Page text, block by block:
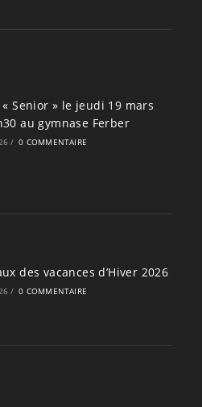
Senior » le jeudi 19 mars
au gymnase Ferber
/ 0 COMMENTAIRE
des vacances d’Hiver 2026
/ 0 COMMENTAIRE